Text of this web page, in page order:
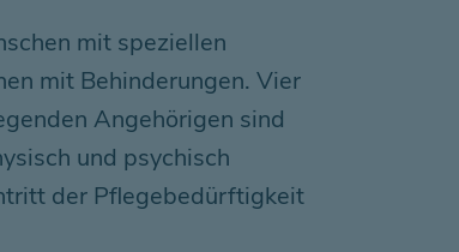
mit speziellen
mit Behinderungen. Vier
Angehörigen sind
und psychisch
der Pflegebedürftigkeit